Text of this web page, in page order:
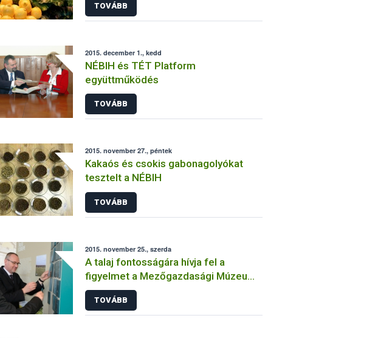
TOVÁBB
2015. december 1., kedd
NÉBIH és TÉT Platform
együttműködés
TOVÁBB
2015. november 27., péntek
Kakaós és csokis gabonagolyókat
tesztelt a NÉBIH
TOVÁBB
2015. november 25., szerda
A talaj fontosságára hívja fel a
figyelmet a Mezőgazdasági Múzeum
időszaki kiállítása
TOVÁBB